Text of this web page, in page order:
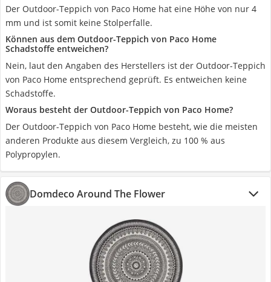
Der Outdoor-Teppich von Paco Home hat eine Höhe von nur 4
mm und ist somit keine Stolperfalle.
Können aus dem Outdoor-Teppich von Paco Home
Schadstoffe entweichen?
Nein, laut den Angaben des Herstellers ist der Outdoor-Teppich
von Paco Home entsprechend geprüft. Es entweichen keine
Schadstoffe.
Woraus besteht der Outdoor-Teppich von Paco Home?
Der Outdoor-Teppich von Paco Home besteht, wie die meisten
anderen Produkte aus diesem Vergleich, zu 100 % aus
Polypropylen.
Domdeco Around The Flower